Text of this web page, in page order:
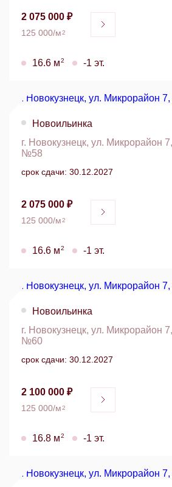
2 075 000 ₽
125 000/м2
16.6 м2 -1 эт.
Новоильинка
г. Новокузнецк, ул. Микрорайон
№58
срок сдачи: 30.12.2027
2 075 000 ₽
125 000/м2
16.6 м2 -1 эт.
Новоильинка
г. Новокузнецк, ул. Микрорайон
№60
срок сдачи: 30.12.2027
2 100 000 ₽
125 000/м2
16.8 м2 -1 эт.